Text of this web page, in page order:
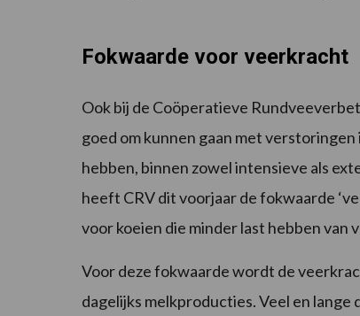
Fokwaarde voor veerkracht
Ook bij de Coöperatieve
goed om kunnen gaan met
hebben, binnen zowel intensieve als
heeft CRV dit voorjaar de fokwaarde
voor koeien die minder last hebben
Voor deze fokwaarde wordt de
dagelijks melkproducties. Veel en lange